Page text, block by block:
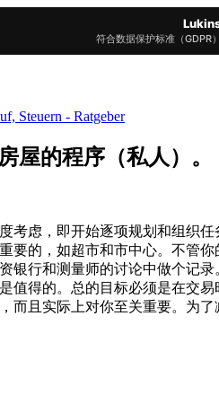
符合数据保护标准（
屋的程序（私人）。
考虑，即开始逐项规划和组织
要的，如超市和市中心。不管
银行和测量师的讨论中做个记
值得的。总的目标必须是在交
而且实际上对你至关重要。为